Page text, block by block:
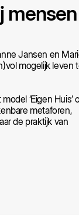
mensen
Jansen en
mogelijk leven
‘Eigen Huis’
metaforen,
de praktijk van